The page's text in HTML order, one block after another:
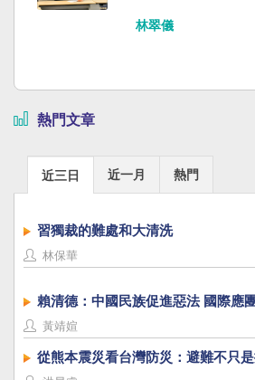
林翠儀
熱門文章
近三日 近一月 熱門
習獨裁的難處和大清洗
林保華
賴清德：中國民族促進惡法 國際應
黃靖媗
從熊本震災看台灣防災：避難不只